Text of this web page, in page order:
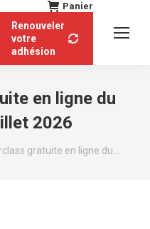
Panier
Renouveler
votre
adhésion
en ligne du
2026
gratuite en ligne du…